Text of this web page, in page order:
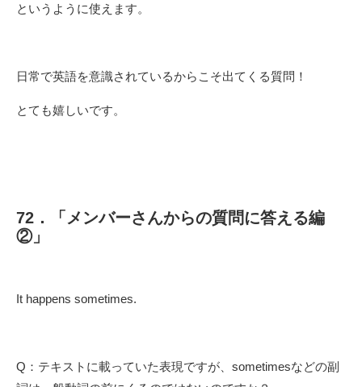
というように使えます。
日常で英語を意識されているからこそ出てくる質問！
とても嬉しいです。
72．「メンバーさんからの質問に答える編
②」
It happens sometimes.
Q：テキストに載っていた表現ですが、sometimesなどの副